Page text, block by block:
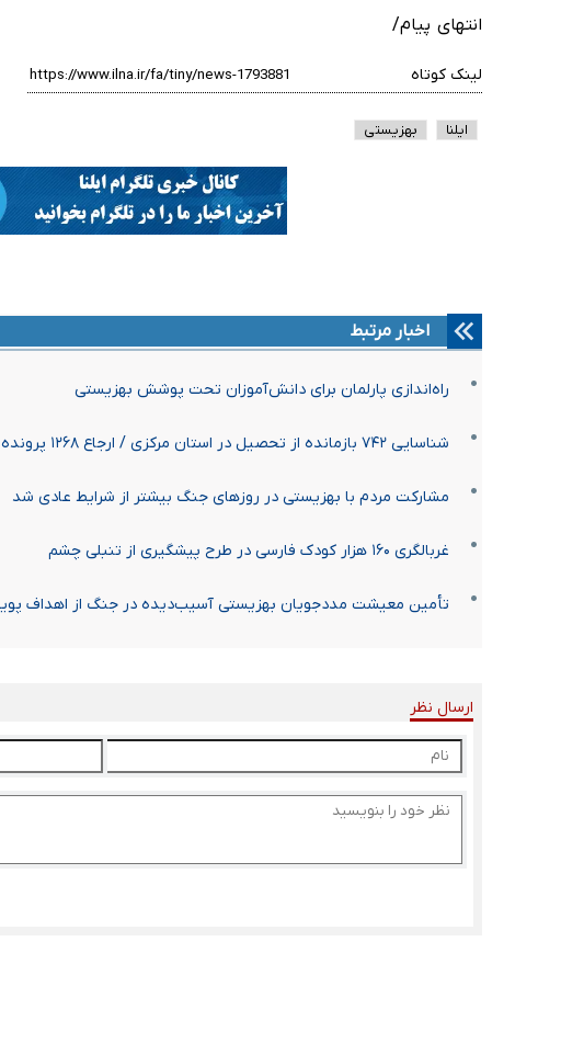
انتهای پیام/
لینک کوتاه
ایلنا بهزیستی
اخبار مرتبط
راه‌اندازی پارلمان برای دانش‌آموزان تحت پوشش بهزیستی
شناسایی ۷۴۲ بازمانده از تحصیل در استان مرکزی / ارجاع ۱۲۶۸ پرونده به بهزیستی
مشارکت مردم با بهزیستی در روزهای جنگ بیشتر از شرایط عادی شد
غربالگری ۱۶۰ هزار کودک فارسی در طرح پیشگیری از تنبلی چشم
تأمین معیشت مددجویان بهزیستی آسیب‌دیده در جنگ از اهداف
ارسال نظر